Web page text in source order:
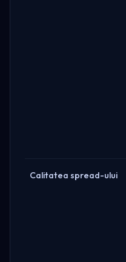
Calitatea spread-ului